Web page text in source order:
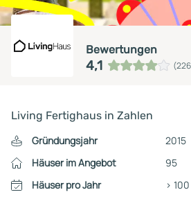
Bewertungen
4,1
Living Fertighaus in Zahlen
Gründungsjahr
2015
Häuser im Angebot
95
Häuser pro Jahr
> 100